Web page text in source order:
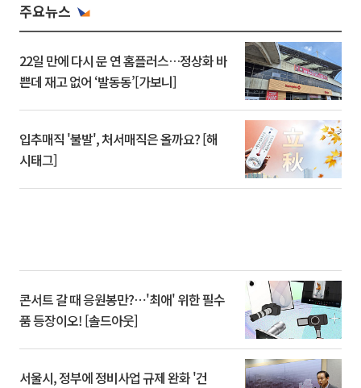
주요뉴스
22일 만에 다시 문 연 홈플러스…정상화 바
쁜데 재고 없어 ‘발동동’[가보니]
입추매직 '불발', 처서매직은 올까요? [해
시태그]
콘서트 갈 때 응원봉만?⋯'최애' 위한 필수
품 등장이오! [솔드아웃]
서울시, 정부에 정비사업 규제 완화 '건